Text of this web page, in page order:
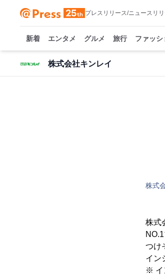
プレスリリース/ニュースリ
新着 エンタメ グルメ 旅行 ファッ
株式会社キンレイ
株式
株式
つけ
イン
※ イ